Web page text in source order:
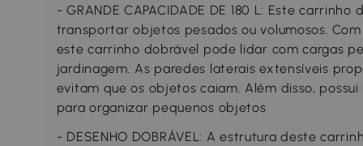
- GRANDE CAPACIDADE DE 180 L: Este
transportar objetos pesados ou volumosos.
este carrinho dobrável pode lidar com cargas
jardinagem. As paredes laterais extensíveis
evitam que os objetos caiam. Além disso,
para organizar pequenos objetos
- DESENHO DOBRÁVEL: A estrutura deste